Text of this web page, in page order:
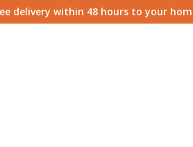
delivery within 48 hours to your